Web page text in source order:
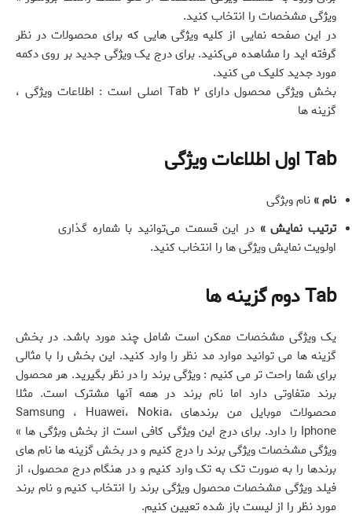
ویژگی مشخصات را انتخاب کنید.
در این صفحه نمایی از کلیه ویژگی هایی که برای محصولات در نظر
گرفته اید را مشاهده می‌کنید. برای درج یک ویژگی جدید بر روی دکمه
مورد جدید کلیک می کنید.
بخش ویژگی محصول دارای ۲ Tab اصلی است : اطلاعات ویژگی ،
گزینه ها
Tab اول اطلاعات ویژگی
نام » نام وبژگی
ترتیب نمایش » در این قسمت می‌توانید با شماره گذاری
اولویت نمایش ویژگی ها را انتخاب کنید.
Tab دوم گزینه ها
یک ویژگی مشخصات ممکن است شامل چند مورد باشد. در بخش
گزینه ها می توانید موارد مد نظر را وارد کنید. این بخش را با مثالی
برای شما راحت تر می کنیم : ویژگی برند را در نظر بگیرید. هر محصول
برند متفاوتی دارد اما نام برند در همه آنها مشترک است. مثلا
محصولات موبایل من برندهای Samsung ، Huawei، Nokia،
Iphone را دارد. برای درج این ویژگی کافی است از بخش وبژگی ها »
ویژگی مشخصات ویژگی برند را درج کنیم و در بخش گزینه ها نام های
برندها را به صورت تک به تک وارد کنیم و در هنگام درج محصول، از
فیلد ویژگی مشخصات محصول ویژگی برند را انتخاب کنیم و نام برند
مورد نظر را از لیست باز شده تعیین کنیم.